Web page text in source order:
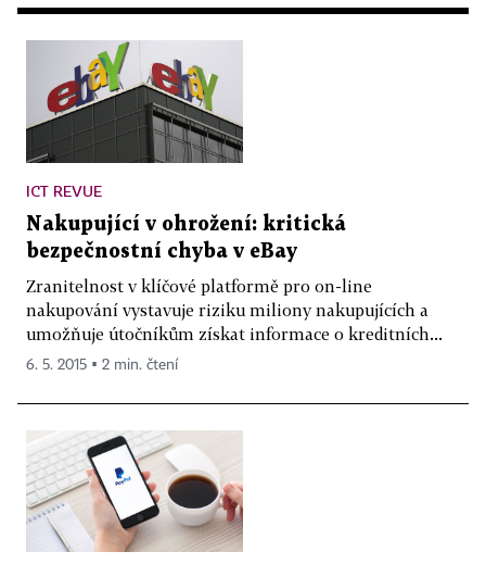
ICT REVUE
Nakupující v ohrožení: kritická
bezpečnostní chyba v eBay
Zranitelnost v klíčové platformě pro on-line
nakupování vystavuje riziku miliony nakupujících a
umožňuje útočníkům získat informace o kreditních...
6. 5. 2015 ▪ 2 min. čtení